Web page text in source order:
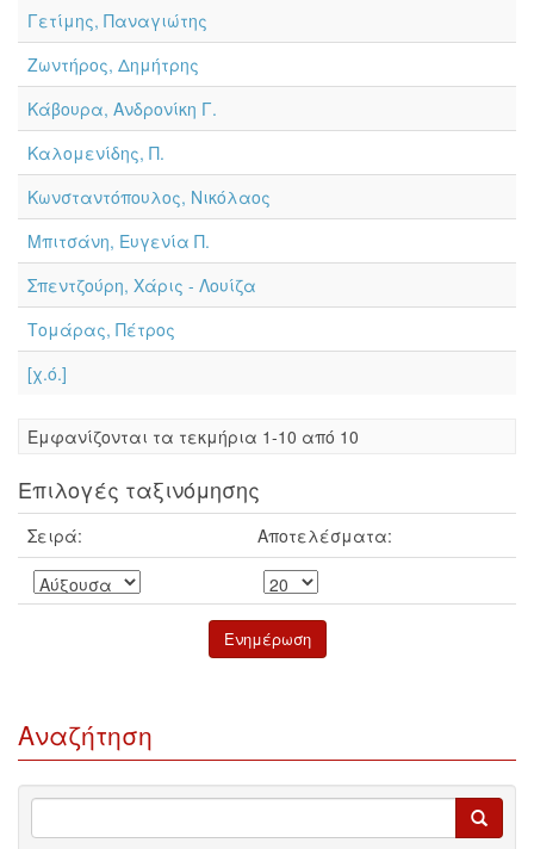
Γετίμης, Παναγιώτης
Ζωντήρος, Δημήτρης
Κάβουρα, Ανδρονίκη Γ.
Καλομενίδης, Π.
Κωνσταντόπουλος, Νικόλαος
Μπιτσάνη, Ευγενία Π.
Σπεντζούρη, Χάρις - Λουίζα
Τομάρας, Πέτρος
[χ.ό.]
Eμφανίζονται τα τεκμήρια 1-10 από 10
Επιλογές ταξινόμησης
Σειρά: Αποτελέσματα:
Αναζήτηση